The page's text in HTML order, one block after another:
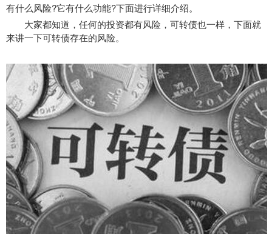
有什么风险?它有什么功能?下面进行详细介绍。
大家都知道，任何的投资都有风险，可转债也一样，下面就
来讲一下可转债存在的风险。